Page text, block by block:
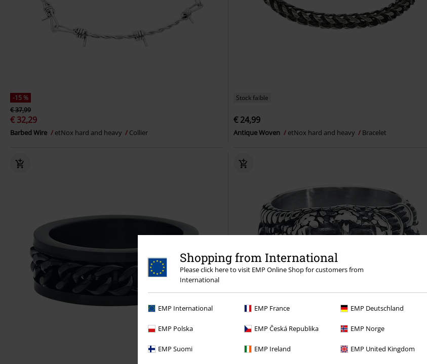
Shopping from International
Please click here to visit EMP Online Shop for customers from
International
EMP International EMP France EMP Deutschland
EMP Polska EMP Česká Republika EMP Norge
EMP Suomi EMP Ireland EMP United Kingdom
-15 %
€ 37,99
€ 32,29
Barbed Wire etNox hard and heavy Collier
Stock faible
€ 24,99
Antique Woven etNox hard and heavy Bracelet